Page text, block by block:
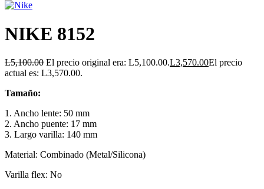
NIKE 8152
L5,100.00 El precio original era: L5,100.00.L3,570.00El precio
actual es: L3,570.00.
Tamaño:
1. Ancho lente: 50 mm
2. Ancho puente: 17 mm
3. Largo varilla: 140 mm
Material: Combinado (Metal/Silicona)
Varilla flex: No